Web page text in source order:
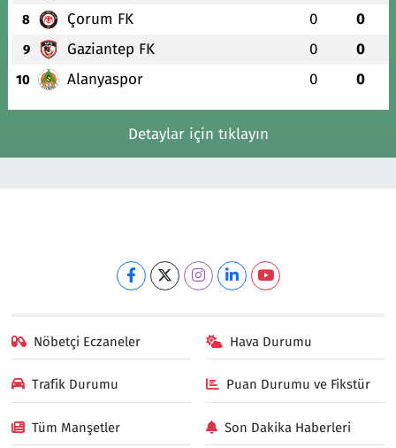
8 Çorum FK 0 0
9 Gaziantep FK 0 0
10 Alanyaspor 0 0
Detaylar için tıklayın
Nöbetçi Eczaneler Hava Durumu
Trafik Durumu Puan Durumu ve Fikstür
Tüm Manşetler Son Dakika Haberleri